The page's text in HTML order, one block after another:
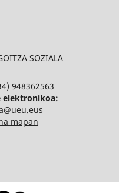
SOZIALA
948362563
elektronikoa:
mapan